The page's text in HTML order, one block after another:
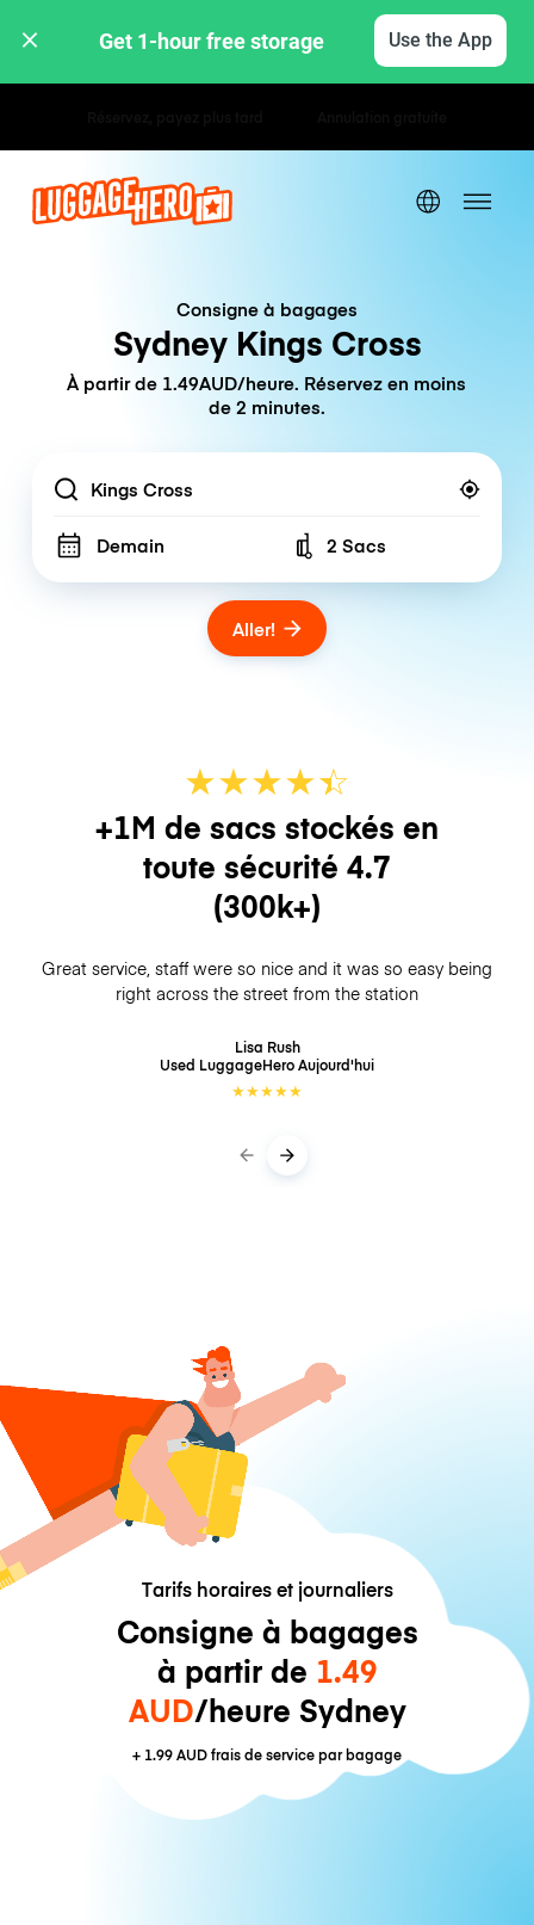
Get 1-hour free storage Use the App
Consigne à bagages
Sydney Kings Cross
À partir de 1.49AUD/heure. Réservez en moins
de 2 minutes.
Location
Demain Number of bags
2 Sacs
Aller!
★★★★☆
★
+1M de sacs stockés en
toute sécurité 4.7
(300k+)
Great service, staff were so nice and it was so easy being
right across the street from the station
Lisa Rush
Used LuggageHeroAujourd'hui
★★★★★
Tarifs horaires et journaliers
Consigne à bagages
à partir de 1.49
AUD/heure Sydney
+ 1.99 AUDfrais de service par bagage